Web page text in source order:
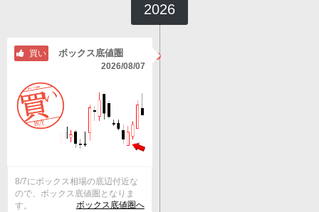
2026
買い ボックス底値圏
2026/08/07
8/7にボックス相場の底辺付近な
ので、ボックス底値圏となりま
す。
ボックス底値圏へ